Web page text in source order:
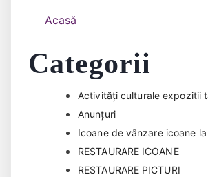
Acasă
Categorii
Activități culturale expozitii
Anunțuri
Icoane de vânzare icoane
RESTAURARE ICOANE
RESTAURARE PICTURI